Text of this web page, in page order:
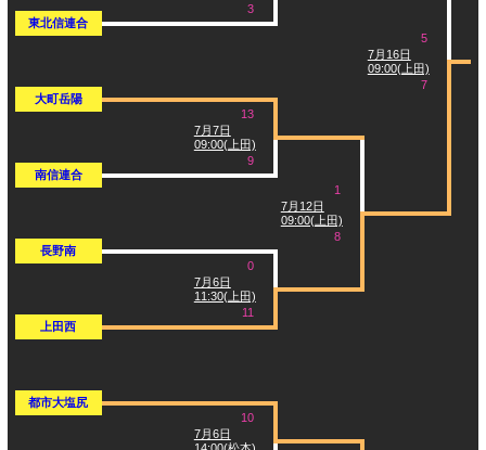
東北信連合
大町岳陽
南信連合
長野南
上田西
都市大塩尻
3
7月7日
09:00(上田)
13
9
7月6日
11:30(上田)
0
11
7月6日
10
7月12日
09:00(上田)
1
8
7月16日
09:00(上田)
5
7